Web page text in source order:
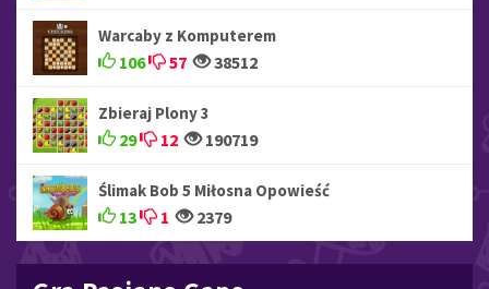
Warcaby z Komputerem
106 57 38512
Zbieraj Plony 3
29 12 190719
Ślimak Bob 5 Miłosna Opowieść
13 1 2379